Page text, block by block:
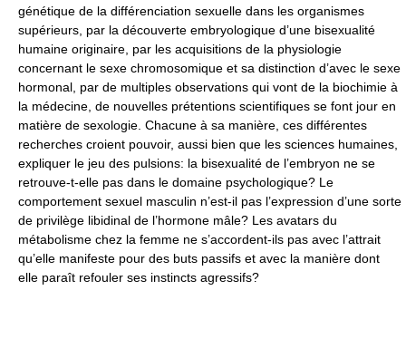
génétique de la différenciation sexuelle dans les organismes
supérieurs, par la découverte embryologique d’une bisexualité
humaine originaire, par les acquisitions de la physiologie
concernant le sexe chromosomique et sa distinction d’avec le sexe
hormonal, par de multiples observations qui vont de la biochimie à
la médecine, de nouvelles prétentions scientifiques se font jour en
matière de sexologie. Chacune à sa manière, ces différentes
recherches croient pouvoir, aussi bien que les sciences humaines,
expliquer le jeu des pulsions: la bisexualité de l’embryon ne se
retrouve-t-elle pas dans le domaine psychologique? Le
comportement sexuel masculin n’est-il pas l’expression d’une sorte
de privilège libidinal de l’hormone mâle? Les avatars du
métabolisme chez la femme ne s’accordent-ils pas avec l’attrait
qu’elle manifeste pour des buts passifs et avec la manière dont
elle paraît refouler ses instincts agressifs?